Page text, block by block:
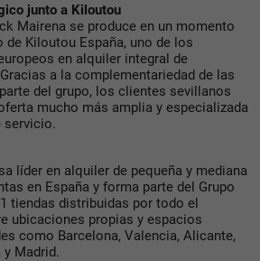
junto a Kiloutou
Mairena se produce en un momento
Kiloutou España, uno de los
en alquiler integral de
a la complementariedad de las
del grupo, los clientes sevillanos
mucho más amplia y especializada
servicio.
líder en alquiler de pequeña y mediana
en España y forma parte del Grupo
tiendas distribuidas por todo el
ubicaciones propias y espacios
como Barcelona, Valencia, Alicante,
y Madrid.